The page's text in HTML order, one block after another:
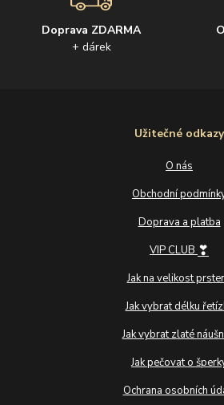
Doprava ZDARMA
+ dárek
Užitečné odkazy
O nás
Obchodní
Doprava a platba
VIP CLUB ❣
Jak na velikost
Jak vybrat délku
Jak vybrat zlaté
Jak pečovat o
Ochrana osobních